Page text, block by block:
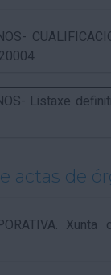
Listaxe
actas de